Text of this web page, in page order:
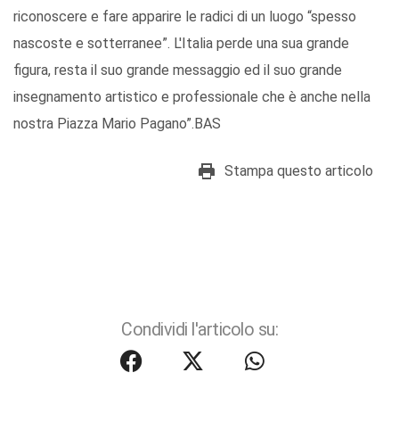
riconoscere e fare apparire le radici di un luogo “spesso
nascoste e sotterranee”. L'Italia perde una sua grande
figura, resta il suo grande messaggio ed il suo grande
insegnamento artistico e professionale che è anche nella
nostra Piazza Mario Pagano”.BAS
Stampa questo articolo
Condividi l'articolo su: